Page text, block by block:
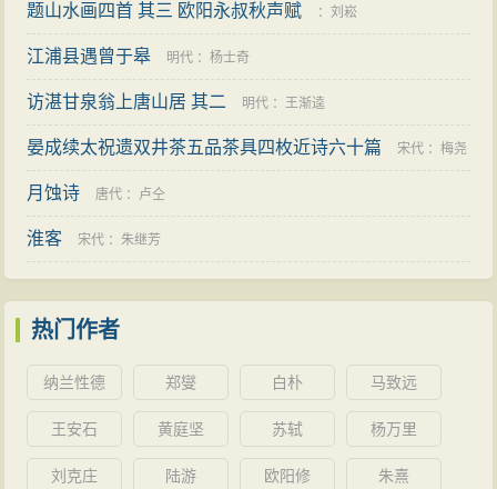
题山水画四首 其三 欧阳永叔秋声赋 ：刘崧
江浦县遇曾于皋 明代 ：杨士奇
访湛甘泉翁上唐山居 其二 明代 ：王渐逵
晏成续太祝遗双井茶五品茶具四枚近诗六十篇 宋代 ：梅尧
臣
月蚀诗 唐代 ： 卢仝
淮客 宋代 ：朱继芳
热门作者
纳兰性德 郑燮 白朴 马致远
王安石 黄庭坚 苏轼 杨万里
刘克庄 陆游 欧阳修 朱熹